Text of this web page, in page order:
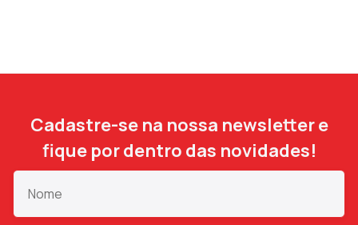
Cadastre-se na nossa newsletter e
fique por dentro das novidades!